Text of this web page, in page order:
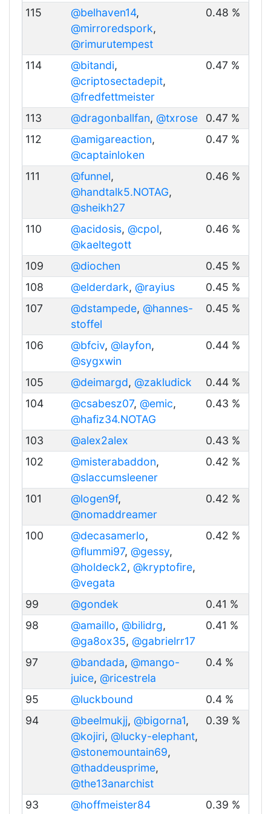
115
@belhaven14,
@mirroredspork,
@rimurutempest
0.48 %
114 @bitandi,
@criptosectadepit,
@fredfettmeister
0.47 %
113 @dragonballfan, @txrose
0.47 %
112
@amigareaction,
@captainloken
0.47 %
111 @funnel,
@handtalk5.NOTAG,
@sheikh27
0.46 %
110 @acidosis, @cpol,
@kaeltegott
0.46 %
109 @diochen
0.45 %
108
@elderdark, @rayius
0.45 %
107
@dstampede, @hannes-
stoffel
0.45 %
106 @bfciv, @layfon,
@sygxwin
0.44 %
105 @deimargd, @zakludick
0.44 %
104
@csabesz07, @emic,
@hafiz34.NOTAG
0.43 %
103 @alex2alex
0.43 %
102
@misterabaddon,
@slaccumsleener
0.42 %
101 @logen9f,
@nomaddreamer
0.42 %
100 @decasamerlo,
@flummi97, @gessy,
@holdeck2, @kryptofire,
@vegata
0.42 %
99 @gondek
0.41 %
98
@amaillo, @bilidrg,
@ga8ox35, @gabrielrr17
0.41 %
97 @bandada, @mango-
juice, @ricestrela
0.4 %
95 @luckbound
0.4 %
94
@beelmukjj, @bigorna1,
@kojiri, @lucky-elephant,
@stonemountain69,
@thaddeusprime,
@the13anarchist
0.39 %
93 @hoffmeister84 0.39 %